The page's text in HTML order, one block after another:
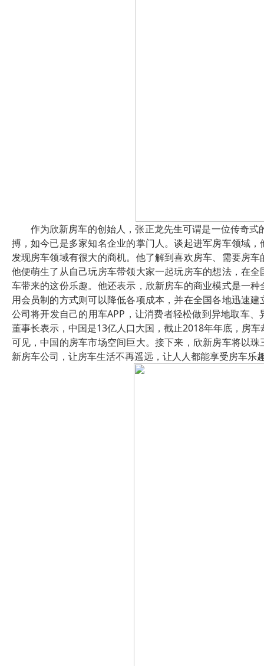
作为欣新房车的创始人，张正龙先生可谓是一位传奇
搏，如今已是多家知名企业的掌门人。谈起进军房车领域
发现房车领域有很大的商机。他了解到喜欢房车、需要房
他便萌生了从自己玩房车带领大家一起玩房车的想法，在
车带来的这份乐趣。他还表示，欣新房车的商业模式是一
用会员制的方式则可以降低各项成本，并在全国各地迅速
公司将开发自己的用车APP，让消费者轻松做到异地取车
董事长表示，中国是13亿人口大国，截止2018年年底，房
可见，中国的房车市场空间巨大。接下来，欣新房车将以
新房车公司，让房车生活不再遥远，让人人都能享受房车乐